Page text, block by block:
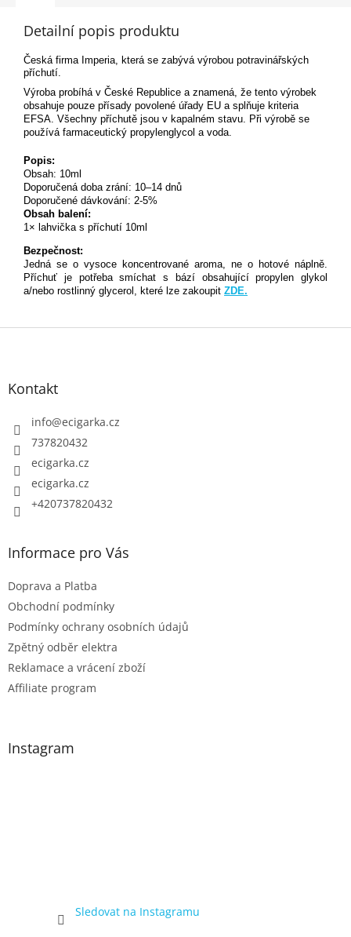
Detailní popis produktu
Česká firma Imperia, která se zabývá výrobou potravinářských
příchutí.
Výroba probíhá v České Republice a znamená, že tento výrobek
obsahuje pouze přísady povolené úřady EU a splňuje kriteria
EFSA. Všechny příchutě jsou v kapalném stavu. Při výrobě se
používá farmaceutický propylenglycol a voda.
Popis:
Obsah: 10ml
Doporučená doba zrání: 10–14 dnů
Doporučené dávkování: 2-5%
Obsah balení:
1× lahvička s příchutí 10ml
Bezpečnost:
Jedná se o vysoce koncentrované aroma, ne o hotové náplně.
Příchuť je potřeba smíchat s bází obsahující propylen glykol
a/nebo rostlinný glycerol, které lze zakoupit ZDE.
Kontakt
info@ecigarka.cz
737820432
ecigarka.cz
ecigarka.cz
+420737820432
Informace pro Vás
Doprava a Platba
Obchodní podmínky
Podmínky ochrany osobních údajů
Zpětný odběr elektra
Reklamace a vrácení zboží
Affiliate program
Instagram
Sledovat na Instagramu